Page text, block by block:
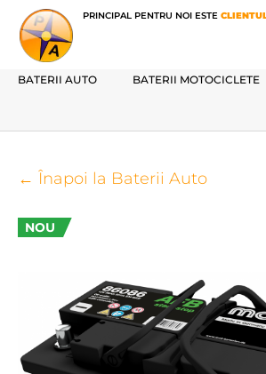
PRINCIPAL PENTRU NOI ESTE
BATERII AUTO BATERII MOTOCICLETE
← Înapoi la Baterii Auto
NOU